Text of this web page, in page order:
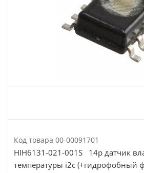
Код товара 00-00091701
HIH6131-021-001S 14р датчик
температуры i2c (+гидрофобный